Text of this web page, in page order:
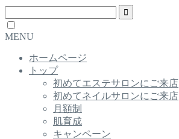
MENU
ホームページ
トップ
初めてエステサロンにご来店
初めてネイルサロンにご来店
月額制
肌育成
キャンペーン